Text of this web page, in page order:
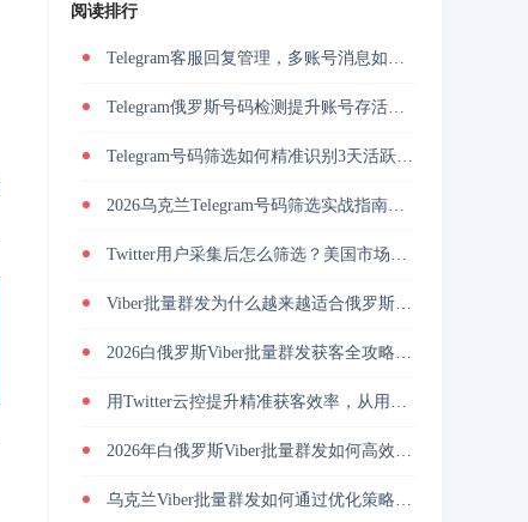
阅读排行
Telegram客服回复管理，多账号消息如何统一承接
Telegram俄罗斯号码检测提升账号存活率的关键技巧
Telegram号码筛选如何精准识别3天活跃用户并降低封号风险？
2026乌克兰Telegram号码筛选实战指南与精准营销方法？
Twitter用户采集后怎么筛选？美国市场活跃用户筛选提升私信回复率
Viber批量群发为什么越来越适合俄罗斯海外营销团队做用户触达？
2026白俄罗斯Viber批量群发获客全攻略，解决触达慢与转化低
用Twitter云控提升精准获客效率，从用户筛选到私信转化完整解析
2026年白俄罗斯Viber批量群发如何高效引流？
乌克兰Viber批量群发如何通过优化策略提升回复率与转化效果